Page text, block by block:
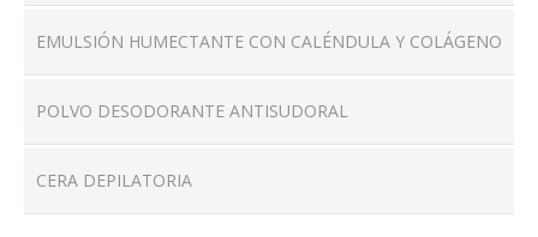
EMULSIÓN HUMECTANTE CON CALÉNDULA Y COLÁGENO
POLVO DESODORANTE ANTISUDORAL
CERA DEPILATORIA